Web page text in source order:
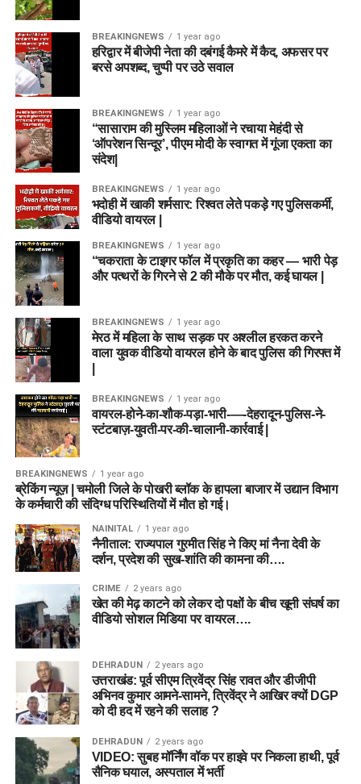
BREAKINGNEWS 1 year ago
हरिद्वार में बीजेपी नेता की दबंगई कैमरे में कैद, अफसर पर
बरसे अपशब्द, चुप्पी पर उठे सवाल
BREAKINGNEWS 1 year ago
“सासाराम की मुस्लिम महिलाओं ने रचाया मेहंदी से
‘ऑपरेशन सिन्दूर’, पीएम मोदी के स्वागत में गूंजा एकता का
संदेश|
BREAKINGNEWS 1 year ago
भदोही में खाकी शर्मसार: रिश्वत लेते पकड़े गए पुलिसकर्मी,
वीडियो वायरल |
BREAKINGNEWS 1 year ago
“चकराता के टाइगर फॉल में प्रकृति का कहर — भारी पेड़
और पत्थरों के गिरने से 2 की मौके पर मौत, कई घायल |
BREAKINGNEWS 1 year ago
मेरठ में महिला के साथ सड़क पर अश्लील हरकत करने
वाला युवक वीडियो वायरल होने के बाद पुलिस की गिरफ्त में
BREAKINGNEWS 1 year ago
वायरल-होने-का-शौक-पड़ा-भारी-—-देहरादून-पुलिस-ने-
स्टंटबाज़-युवती-पर-की-चालानी-कार्रवाई |
BREAKINGNEWS 1 year ago
ब्रेकिंग न्यूज़ | चमोली जिले के पोखरी ब्लॉक के हापला बाजार में उद्यान विभाग
के कर्मचारी की संदिग्ध परिस्थितियों में मौत हो गई।
NAINITAL 1 year ago
नैनीताल: राज्यपाल गुरमीत सिंह ने किए मां नैना देवी के
दर्शन, प्रदेश की सुख-शांति की कामना की….
CRIME 2 years ago
खेत की मेढ़ काटने को लेकर दो पक्षों के बीच खूनी संघर्ष का
वीडियो सोशल मिडिया पर वायरल….
DEHRADUN 2 years ago
उत्तराखंड: पूर्व सीएम त्रिवेंद्र सिंह रावत और डीजीपी
अभिनव कुमार आमने-सामने, त्रिवेंद्र ने आखिर क्यों DGP
को दी हद में रहने की सलाह ?
DEHRADUN 2 years ago
VIDEO: सुबह मॉर्निंग वॉक पर हाइवे पर निकला हाथी, पूर्व
सैनिक घयाल, अस्पताल में भर्ती